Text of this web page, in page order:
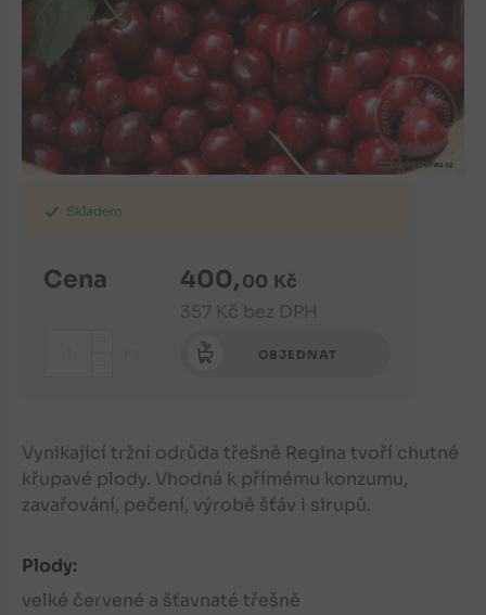
Skladem
Cena 400,00 Kč
357 Kč bez DPH
OBJEDNAT
Vynikající tržní odrůda třešně Regina tvoří chutné
křupavé plody. Vhodná k přímému konzumu,
zavařování, pečení, výrobě šťáv i sirupů.
Plody:
velké červené a šťavnaté třešně